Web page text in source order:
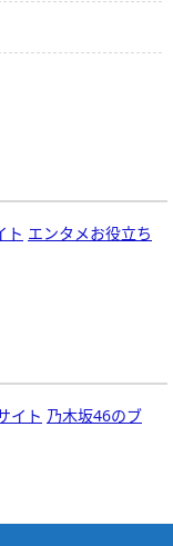
ト エンタメお役立ち
イト 乃木坂46のブ